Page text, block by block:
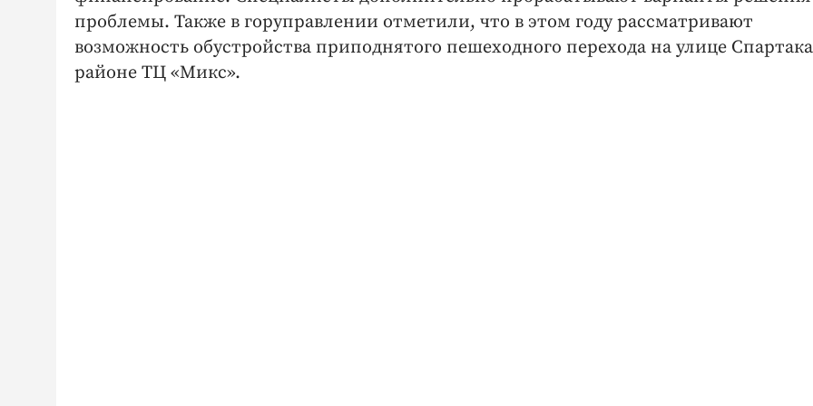
проблемы. Также в горуправлении отметили, что в этом году рассматривают
возможность обустройства приподнятого пешеходного перехода на улице
районе ТЦ «Микс».